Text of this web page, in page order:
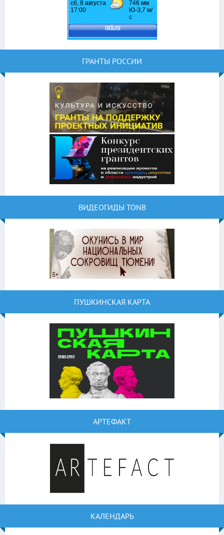
ГРАНТЫ РОССИИ
ВИДЕОГИДЫ TONB
ПУШКИНСКАЯ КАРТА
АРТЕФАКТ
КАЛЕНДАРЬ